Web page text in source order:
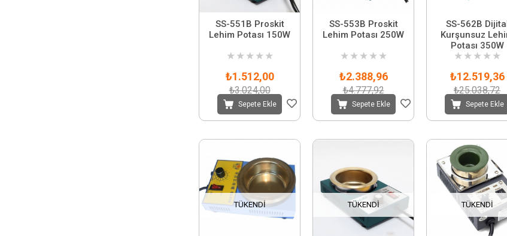
SS-551B Proskit
Lehim Potası 150W
★ ★ ★ ★ ★
₺1.512,00
₺3.024,00
Sepete Ekle
SS-553B Proskit
Lehim Potası 250W
★ ★ ★ ★ ★
₺2.388,96
₺4.777,92
Sepete Ekle
SS-562B
Kurşunsuz
Potası 350W
★ ★ ★ ★ ★
₺12.519,36
₺25.038,72
Sepete Ekle
TÜKENDI TÜKENDI TÜKENDI